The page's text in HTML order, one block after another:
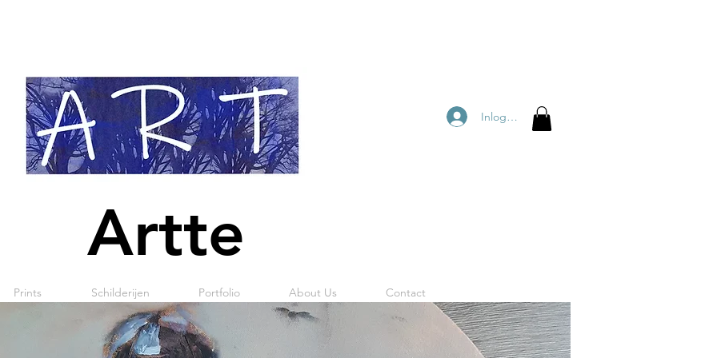
Inloggen
Artte
Prints Schilderijen Portfolio About Us Contact